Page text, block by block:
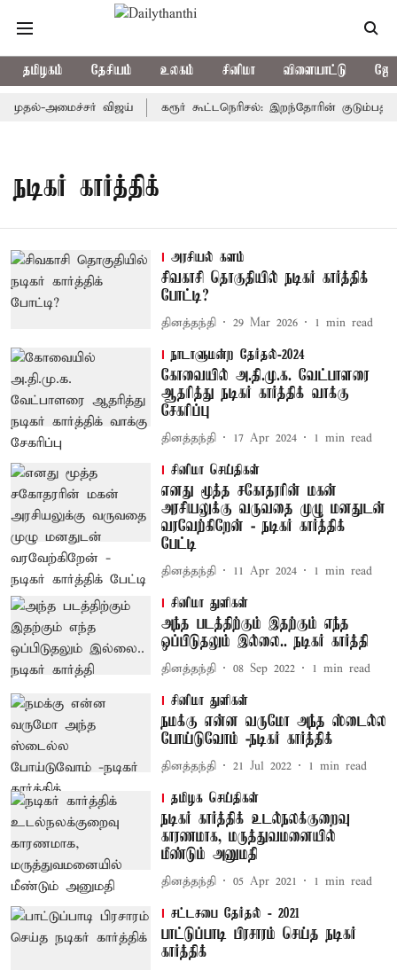
தமிழகம் தேசியம் உலகம் சினிமா விளையாட்டு
முதல்-அமைச்சர் விஜய் கரூர் கூட்டநெரிசல்: இறந்தோரின்
நடிகர் கார்த்திக்
அரசியல் களம்
சிவகாசி தொகுதியில் நடிகர் கார்த்திக்
போட்டி?
தினத்தந்தி 29 Mar 2026 1 min read
நாடாளுமன்ற தேர்தல்-2024
கோவையில் அ.தி.மு.க. வேட்பாளரை
ஆதரித்து நடிகர் கார்த்திக் வாக்கு
சேகரிப்பு
தினத்தந்தி 17 Apr 2024 1 min read
சினிமா செய்திகள்
எனது மூத்த சகோதரரின் மகன்
அரசியலுக்கு வருவதை முழு மனதுடன்
வரவேற்கிறேன் - நடிகர் கார்த்திக்
பேட்டி
தினத்தந்தி 11 Apr 2024 1 min read
சினிமா துளிகள்
அந்த படத்திற்கும் இதற்கும் எந்த
ஒப்பிடுதலும் இல்லை.. நடிகர் கார்த்தி
தினத்தந்தி 08 Sep 2022 1 min read
சினிமா துளிகள்
நமக்கு என்ன வருமோ அந்த ஸ்டைல்ல
போய்டுவோம் -நடிகர் கார்த்திக்
தினத்தந்தி 21 Jul 2022 1 min read
தமிழக செய்திகள்
நடிகர் கார்த்திக் உடல்நலக்குறைவு
காரணமாக, மருத்துவமனையில்
மீண்டும் அனுமதி
தினத்தந்தி 05 Apr 2021 1 min read
சட்டசபை தேர்தல் - 2021
பாட்டுப்பாடி பிரசாரம் செய்த நடிகர்
கார்த்திக்